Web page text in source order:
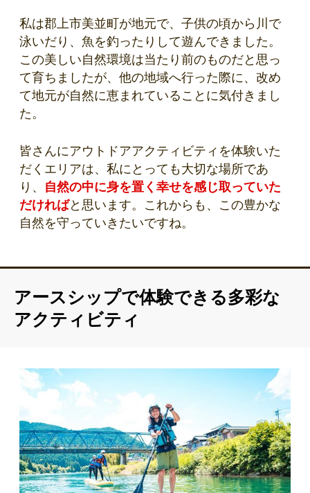
私は郡上市美並町が地元で、子供の頃から川で
泳いだり、魚を釣ったりして遊んできました。
この美しい自然環境は当たり前のものだと思っ
て育ちましたが、他の地域へ行った際に、改め
て地元が自然に恵まれていることに気付きまし
た。
皆さんにアウトドアアクティビティを体験いた
だくエリアは、私にとっても大切な場所であ
り、 自然の中に身を置く幸せを感じ取っていた
だければと思います。これからも、この豊かな
自然を守っていきたいですね。
アースシップで体験できる多彩な
アクティビティ